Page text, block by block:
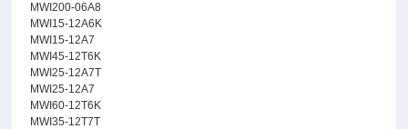
MWI200-06A8
MWI15-12A6K
MWI15-12A7
MWI45-12T6K
MWI25-12A7T
MWI25-12A7
MWI60-12T6K
MWI35-12T7T